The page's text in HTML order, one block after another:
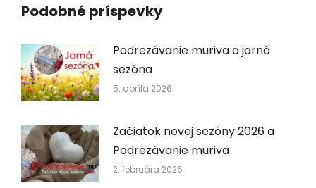
Podobné príspevky
Podrezávanie muriva a jarná
sezóna
5. apríla 2026
Začiatok novej sezóny 2026 a
Podrezávanie muriva
2. februára 2026